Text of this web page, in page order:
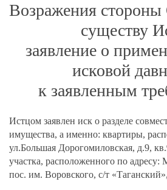
Возражения стороны
существу
заявление о
исковой
к заявленным
Истцом заявлен иск о разделе
имущества, а именно: квартиры,
ул.Большая Дорогомиловская, д.9,
участка, расположенного по
пос. им. Воровского, с/т